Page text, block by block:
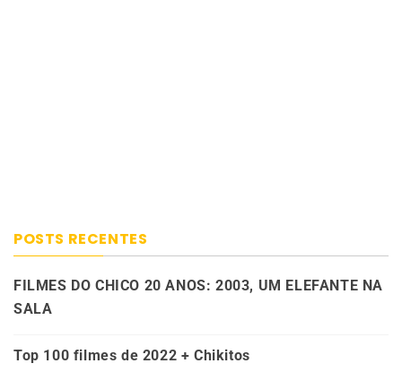
POSTS RECENTES
FILMES DO CHICO 20 ANOS: 2003, UM ELEFANTE NA
SALA
Top 100 filmes de 2022 + Chikitos